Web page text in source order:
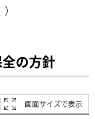
の方針
画面サイズで表示